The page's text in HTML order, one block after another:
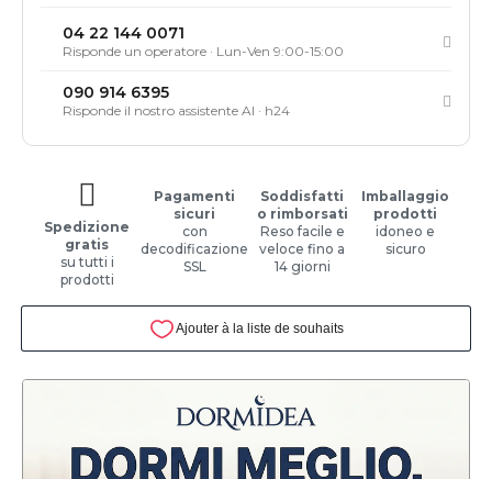
04 22 144 0071
Risponde un operatore · Lun-Ven 9:00-15:00
090 914 6395
Risponde il nostro assistente AI · h24
Spedizione
gratis
su tutti i
prodotti
Pagamenti
sicuri
con
decodificazione
SSL
Soddisfatti
o rimborsati
Reso facile e
veloce fino a
14 giorni
Imballaggio
prodotti
idoneo e
sicuro